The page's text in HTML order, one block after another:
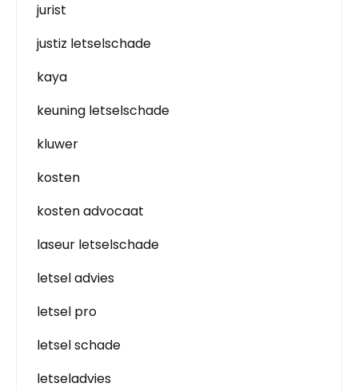
jurist
justiz letselschade
kaya
keuning letselschade
kluwer
kosten
kosten advocaat
laseur letselschade
letsel advies
letsel pro
letsel schade
letseladvies